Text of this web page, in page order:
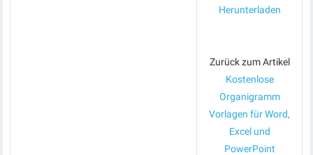
Herunterladen
Zurück zum Artikel
Kostenlose
Organigramm
Vorlagen für Word,
Excel und
PowerPoint